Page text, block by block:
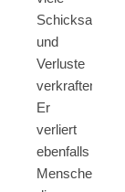
und
Verluste
verkraften.
Er
verliert
ebenfalls
Menschen,